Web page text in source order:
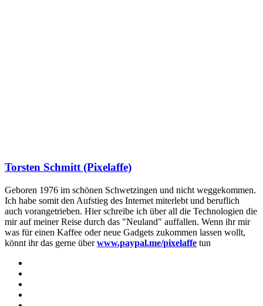
Torsten Schmitt (Pixelaffe)
Geboren 1976 im schönen Schwetzingen und nicht weggekommen.
Ich habe somit den Aufstieg des Internet miterlebt und beruflich
auch vorangetrieben. Hier schreibe ich über all die Technologien die
mir auf meiner Reise durch das "Neuland" auffallen. Wenn ihr mir
was für einen Kaffee oder neue Gadgets zukommen lassen wollt,
könnt ihr das gerne überwww.paypal.me/pixelaffe tun